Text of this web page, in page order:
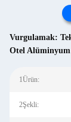
Vurgulamak:
Otel
1Ürün:
2Şekli: